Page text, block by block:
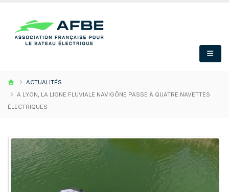
ACTUALITÉS
A LYON, LA LIGNE FLUVIALE NAVIGÔNE PASSE À QUATRE NAVETTES
ÉLECTRIQUES